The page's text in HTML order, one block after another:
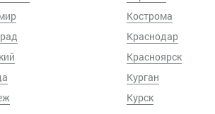
Кострома
Краснодар
Красноярск
Курган
Курск